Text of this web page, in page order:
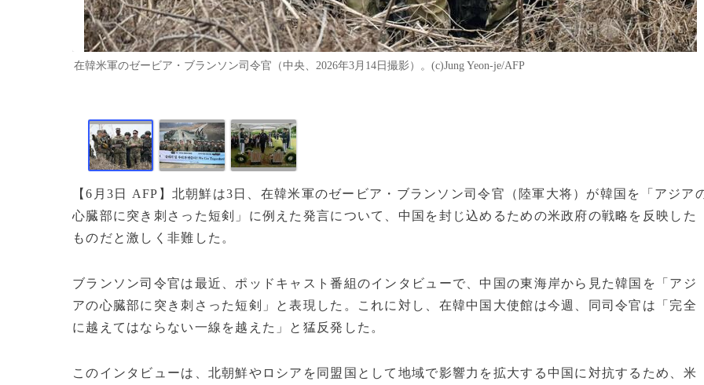
在韓米軍のゼービア・ブランソン司令官（中央、2026年3月14日撮影）。(c)Jung Yeon-je/AFP
【6月3日 AFP】北朝鮮は3日、在韓米軍のゼービア・ブランソン司令官（陸軍大将）が韓国を「アジア
心臓部に突き刺さった短剣」に例えた発言について、中国を封じ込めるための米政府の戦略を反映した
ものだと激しく非難した。
ブランソン司令官は最近、ポッドキャスト番組のインタビューで、中国の東海岸から見た韓国を「アジ
アの心臓部に突き刺さった短剣」と表現した。これに対し、在韓中国大使館は今週、同司令官は「完全
に越えてはならない一線を越えた」と猛反発した。
このインタビューは、北朝鮮やロシアを同盟国として地域で影響力を拡大する中国に対抗するため、米